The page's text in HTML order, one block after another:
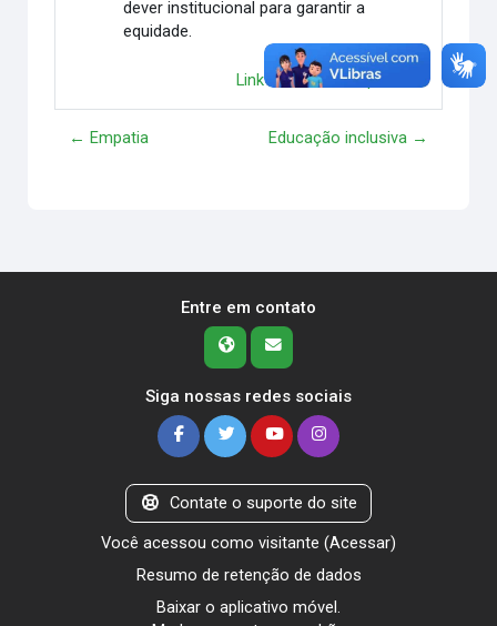
dever institucional para garantir a
equidade.
Link direto Responder
← Empatia Educação inclusiva →
Entre em contato
Siga nossas redes sociais
Contate o suporte do site
Você acessou como visitante (Acessar)
Resumo de retenção de dados
Baixar o aplicativo móvel.